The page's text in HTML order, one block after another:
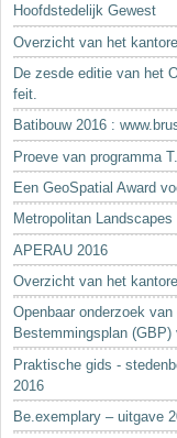
Hoofdstedelijk Gewest
Overzicht van het
De zesde editie van het
feit.
Batibouw 2016 :
Proeve van programma
Een GeoSpatial Award
Metropolitan Landscapes
APERAU 2016
Overzicht van het
Openbaar onderzoek
Bestemmingsplan (GBP)
Praktische gids -
2016
Be.exemplary – uitgave